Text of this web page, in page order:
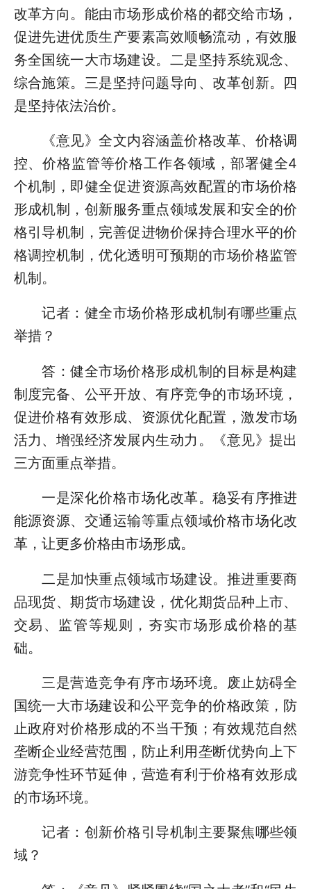
改革方向。能由市场形成价格的都交给市场，
促进先进优质生产要素高效顺畅流动，有效服
务全国统一大市场建设。二是坚持系统观念、
综合施策。三是坚持问题导向、改革创新。四
是坚持依法治价。
《意见》全文内容涵盖价格改革、价格调
控、价格监管等价格工作各领域，部署健全4
个机制，即健全促进资源高效配置的市场价格
形成机制，创新服务重点领域发展和安全的价
格引导机制，完善促进物价保持合理水平的价
格调控机制，优化透明可预期的市场价格监管
机制。
记者：健全市场价格形成机制有哪些重点
举措？
答：健全市场价格形成机制的目标是构建
制度完备、公平开放、有序竞争的市场环境，
促进价格有效形成、资源优化配置，激发市场
活力、增强经济发展内生动力。《意见》提出
三方面重点举措。
一是深化价格市场化改革。稳妥有序推进
能源资源、交通运输等重点领域价格市场化改
革，让更多价格由市场形成。
二是加快重点领域市场建设。推进重要商
品现货、期货市场建设，优化期货品种上市、
交易、监管等规则，夯实市场形成价格的基
础。
三是营造竞争有序市场环境。废止妨碍全
国统一大市场建设和公平竞争的价格政策，防
止政府对价格形成的不当干预；有效规范自然
垄断企业经营范围，防止利用垄断优势向上下
游竞争性环节延伸，营造有利于价格有效形成
的市场环境。
记者：创新价格引导机制主要聚焦哪些领
域？